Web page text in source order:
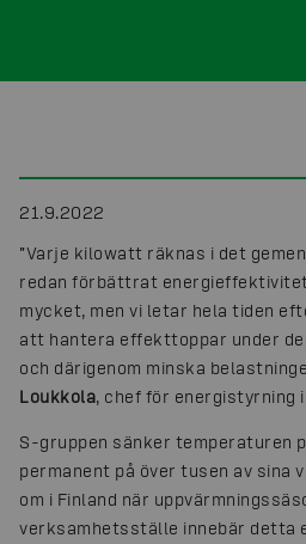
21.9.2022
”Varje kilowatt räknas i det
redan förbättrat
mycket, men vi letar hela tiden
att hantera effekttoppar under
och därigenom minska
Loukkola, chef för energistyrning
S-gruppen sänker temperaturen
permanent på över tusen av sina
om i Finland när
verksamhetsställe innebär detta